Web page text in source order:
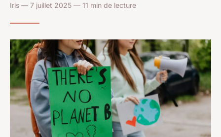
Iris — 7 juillet 2025 — 11 min de lecture